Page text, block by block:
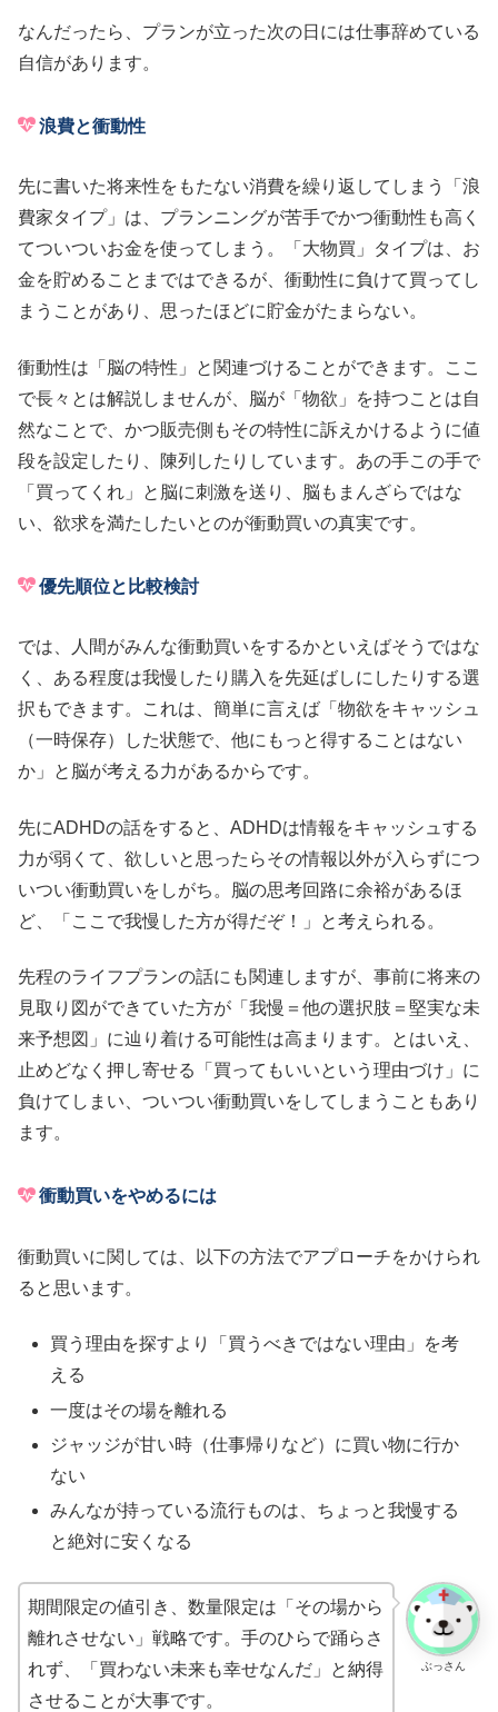
なんだったら、プランが立った次の日には仕事辞めている
自信があります。
浪費と衝動性
先に書いた将来性をもたない消費を繰り返してしまう「浪
費家タイプ」は、プランニングが苦手でかつ衝動性も高く
てついついお金を使ってしまう。「大物買」タイプは、お
金を貯めることまではできるが、衝動性に負けて買ってし
まうことがあり、思ったほどに貯金がたまらない。
衝動性は「脳の特性」と関連づけることができます。ここ
で長々とは解説しませんが、脳が「物欲」を持つことは自
然なことで、かつ販売側もその特性に訴えかけるように値
段を設定したり、陳列したりしています。あの手この手で
「買ってくれ」と脳に刺激を送り、脳もまんざらではな
い、欲求を満たしたいとのが衝動買いの真実です。
優先順位と比較検討
では、人間がみんな衝動買いをするかといえばそうではな
く、ある程度は我慢したり購入を先延ばしにしたりする選
択もできます。これは、簡単に言えば「物欲をキャッシュ
（一時保存）した状態で、他にもっと得することはない
か」と脳が考える力があるからです。
先にADHDの話をすると、ADHDは情報をキャッシュする
力が弱くて、欲しいと思ったらその情報以外が入らずにつ
いつい衝動買いをしがち。脳の思考回路に余裕があるほ
ど、「ここで我慢した方が得だぞ！」と考えられる。
先程のライフプランの話にも関連しますが、事前に将来の
見取り図ができていた方が「我慢＝他の選択肢＝堅実な未
来予想図」に辿り着ける可能性は高まります。とはいえ、
止めどなく押し寄せる「買ってもいいという理由づけ」に
負けてしまい、ついつい衝動買いをしてしまうこともあり
ます。
衝動買いをやめるには
衝動買いに関しては、以下の方法でアプローチをかけられ
ると思います。
買う理由を探すより「買うべきではない理由」を考
える
一度はその場を離れる
ジャッジが甘い時（仕事帰りなど）に買い物に行か
ない
みんなが持っている流行ものは、ちょっと我慢する
と絶対に安くなる
ぶっさん
期間限定の値引き、数量限定は「その場から
離れさせない」戦略です。手のひらで踊らさ
れず、「買わない未来も幸せなんだ」と納得
させることが大事です。